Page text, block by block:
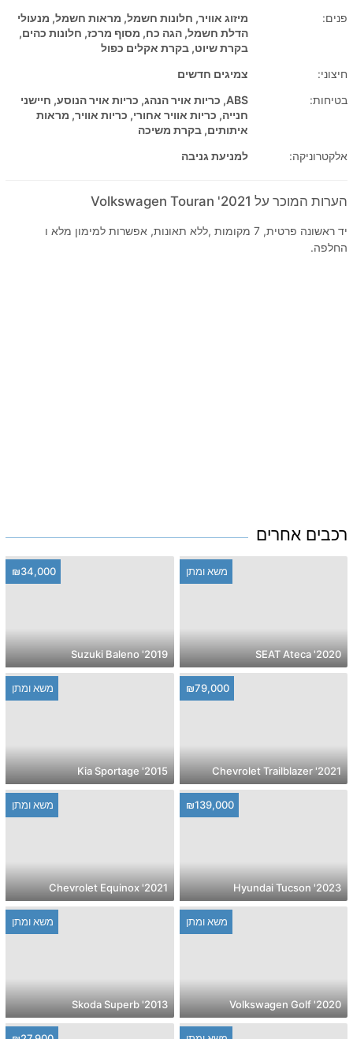
פנים:
מיזוג אוויר, חלונות חשמל, מראות חשמל, מנעולי
הדלת חשמל, הגה כח, מסוף מרכז, חלונות כהים,
בקרת שיוט, בקרת אקלים כפול
חיצוני:
צמיגים חדשים
בטיחות:
ABS, כריות אויר הנהג, כריות אויר הנוסע, חיישני
חנייה, כריות אוויר אחורי, כריות אוויר, מראות
איתותים, בקרת משיכה
אלקטרוניקה:
למניעת גניבה
הערות המוכר על 2021' Volkswagen Touran
יד ראשונה פרטית, 7 מקומות ,ללא תאונות, אפשרות למימון מלא ו
החלפה.
רכבים אחרים
משא ומתן
2020' SEAT Ateca
₪34,000
2019' Suzuki Baleno
₪79,000
2021' Chevrolet Trailblazer
משא ומתן
2015' Kia Sportage
₪139,000
2023' Hyundai Tucson
משא ומתן
2021' Chevrolet Equinox
משא ומתן
2020' Volkswagen Golf
משא ומתן
2013' Skoda Superb